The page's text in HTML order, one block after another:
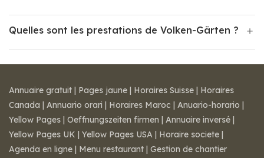
Quelles sont les prestations de Volken-Gärten ?
Annuaire gratuit | Pages jaune | Horaires Suisse | Horaires
Canada | Annuario orari | Horaires Maroc | Anuario-horario |
Yellow Pages | Oeffnungszeiten firmen | Annuaire inversé |
Yellow Pages UK | Yellow Pages USA | Horaire societe |
Agenda en ligne | Menu restaurant | Gestion de chantier